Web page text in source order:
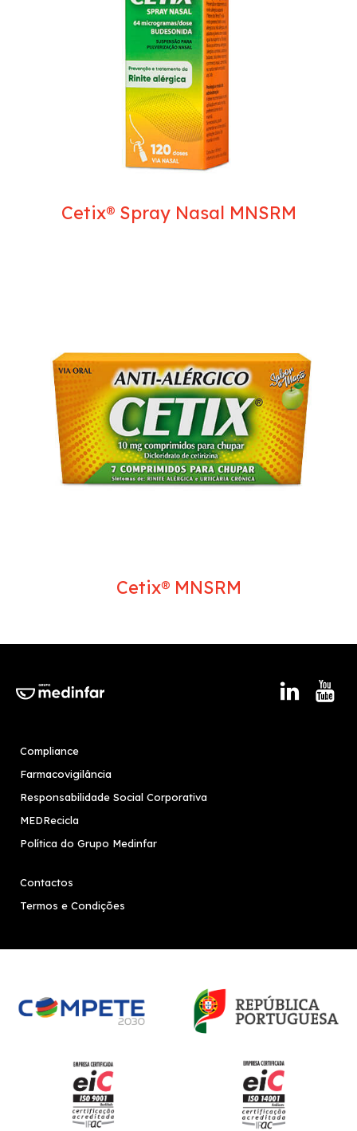
Cetix® Spray Nasal MNSRM
Cetix® MNSRM
Compliance
Farmacovigilância
Responsabilidade Social Corporativa
MEDRecicla
Política do Grupo Medinfar
Contactos
Termos e Condições